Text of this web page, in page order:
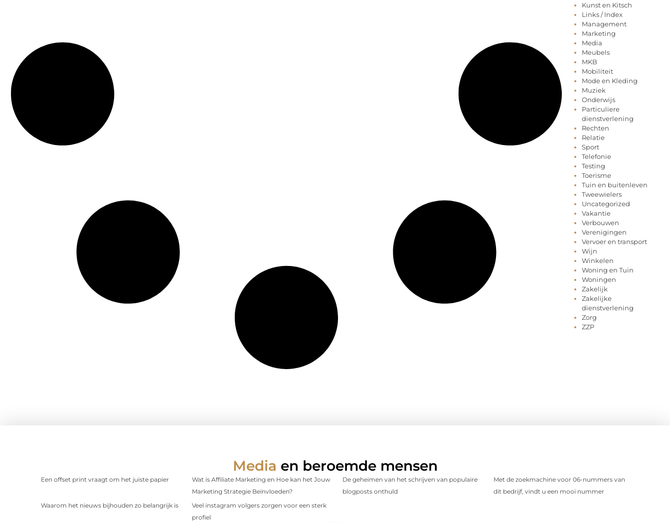
Kunst en Kitsch
Links / Index
Management
Marketing
Media
Meubels
MKB
Mobiliteit
Mode en Kleding
Muziek
Onderwijs
Particuliere
dienstverlening
Rechten
Relatie
Sport
Telefonie
Testing
Toerisme
Tuin en buitenleven
Tweewielers
Uncategorized
Vakantie
Verbouwen
Verenigingen
Vervoer en transport
Wijn
Winkelen
Woning en Tuin
Woningen
Zakelijk
Zakelijke
dienstverlening
Zorg
ZZP
Media en beroemde mensen
Een offset print vraagt om het juiste papier
Wat is Affiliate Marketing en Hoe kan het Jouw
Marketing Strategie Beïnvloeden?
De geheimen van het schrijven van populaire
blogposts onthuld
Met de zoekmachine voor 06-nummers van
dit bedrijf, vindt u een mooi nummer
Waarom het nieuws bijhouden zo belangrijk is
Veel instagram volgers zorgen voor een sterk
profiel